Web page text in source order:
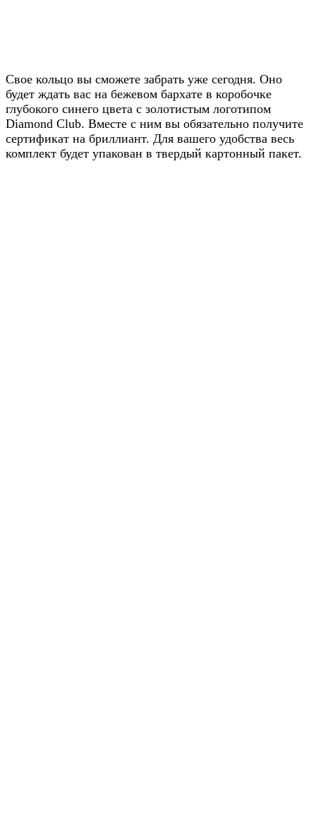
20% от цены на
сайте
Узнавайте условия у наших
менеджеров в WhatsApp
Свое кольцо вы сможете забрать уже сегодня. Оно
будет ждать вас на бежевом бархате в коробочке
глубокого синего цвета с золотистым логотипом
Diamond Club. Вместе с ним вы обязательно получите
сертификат на бриллиант. Для вашего удобства весь
комплект будет упакован в твердый картонный пакет.